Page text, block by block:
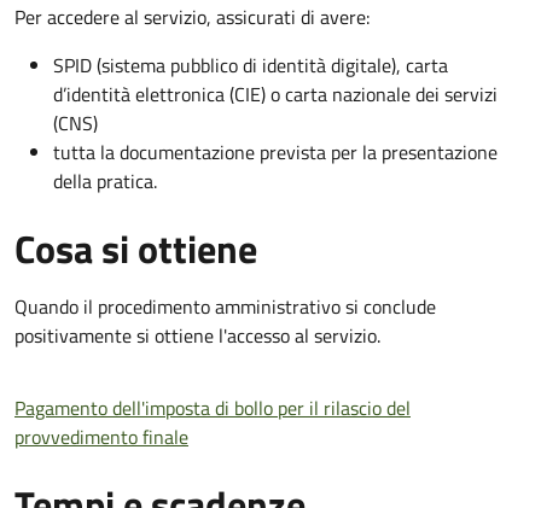
Per accedere al servizio, assicurati di avere:
SPID (sistema pubblico di identità digitale), carta
d’identità elettronica (CIE) o carta nazionale dei servizi
(CNS)
tutta la documentazione prevista per la presentazione
della pratica.
Cosa si ottiene
Quando il procedimento amministrativo si conclude
positivamente si ottiene l'accesso al servizio.
Pagamento dell'imposta di bollo per il rilascio del
provvedimento finale